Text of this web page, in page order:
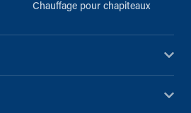
Chauffage pour chapiteaux